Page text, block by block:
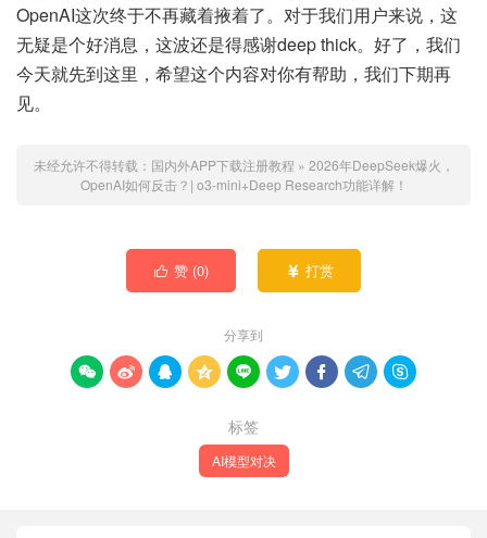
OpenAI这次终于不再藏着掖着了。对于我们用户来说，这
无疑是个好消息，这波还是得感谢deep thick。好了，我们
今天就先到这里，希望这个内容对你有帮助，我们下期再
见。
未经允许不得转载： 国内外APP下载注册教程 » 2026年DeepSeek爆火，
OpenAI如何反击？| o3-mini+Deep Research功能详解！
 赞 (0)  打赏
分享到
        
标签
AI模型对决